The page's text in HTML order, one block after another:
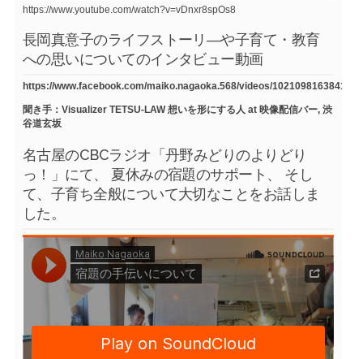
https://www.youtube.com/watch?v=vDnxr8spOs8
長岡真意子のライフストーリ―や子育て・教育
への思いについてのインタビュー動画
https://www.facebook.com/maiko.nagaoka.568/videos/
聞き手：Visualizer TETSU-LAW 想いを形にする人 at 映像配信バー, 渋
谷道玄坂
名古屋のCBCラジオ「丹野みどりのよりどり
っ！」にて、 夏休みの宿題のサポート、 そし
て、子育ち全般について大切なことをお話しま
した。